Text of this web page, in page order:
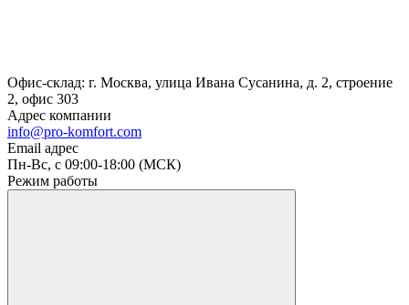
Офис-склад: г. Москва, улица Ивана Сусанина, д. 2, строение
2, офис 303
Адрес компании
info@pro-komfort.com
Email адрес
Пн-Вс, с 09:00-18:00 (МСК)
Режим работы